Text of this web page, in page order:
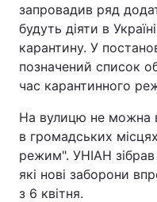
запровадив ряд
будуть діяти в
карантину. У
позначений список
час карантинного
На вулицю не можна
в громадських
режим". УНІАН
які нові заборони
з 6 квітня.